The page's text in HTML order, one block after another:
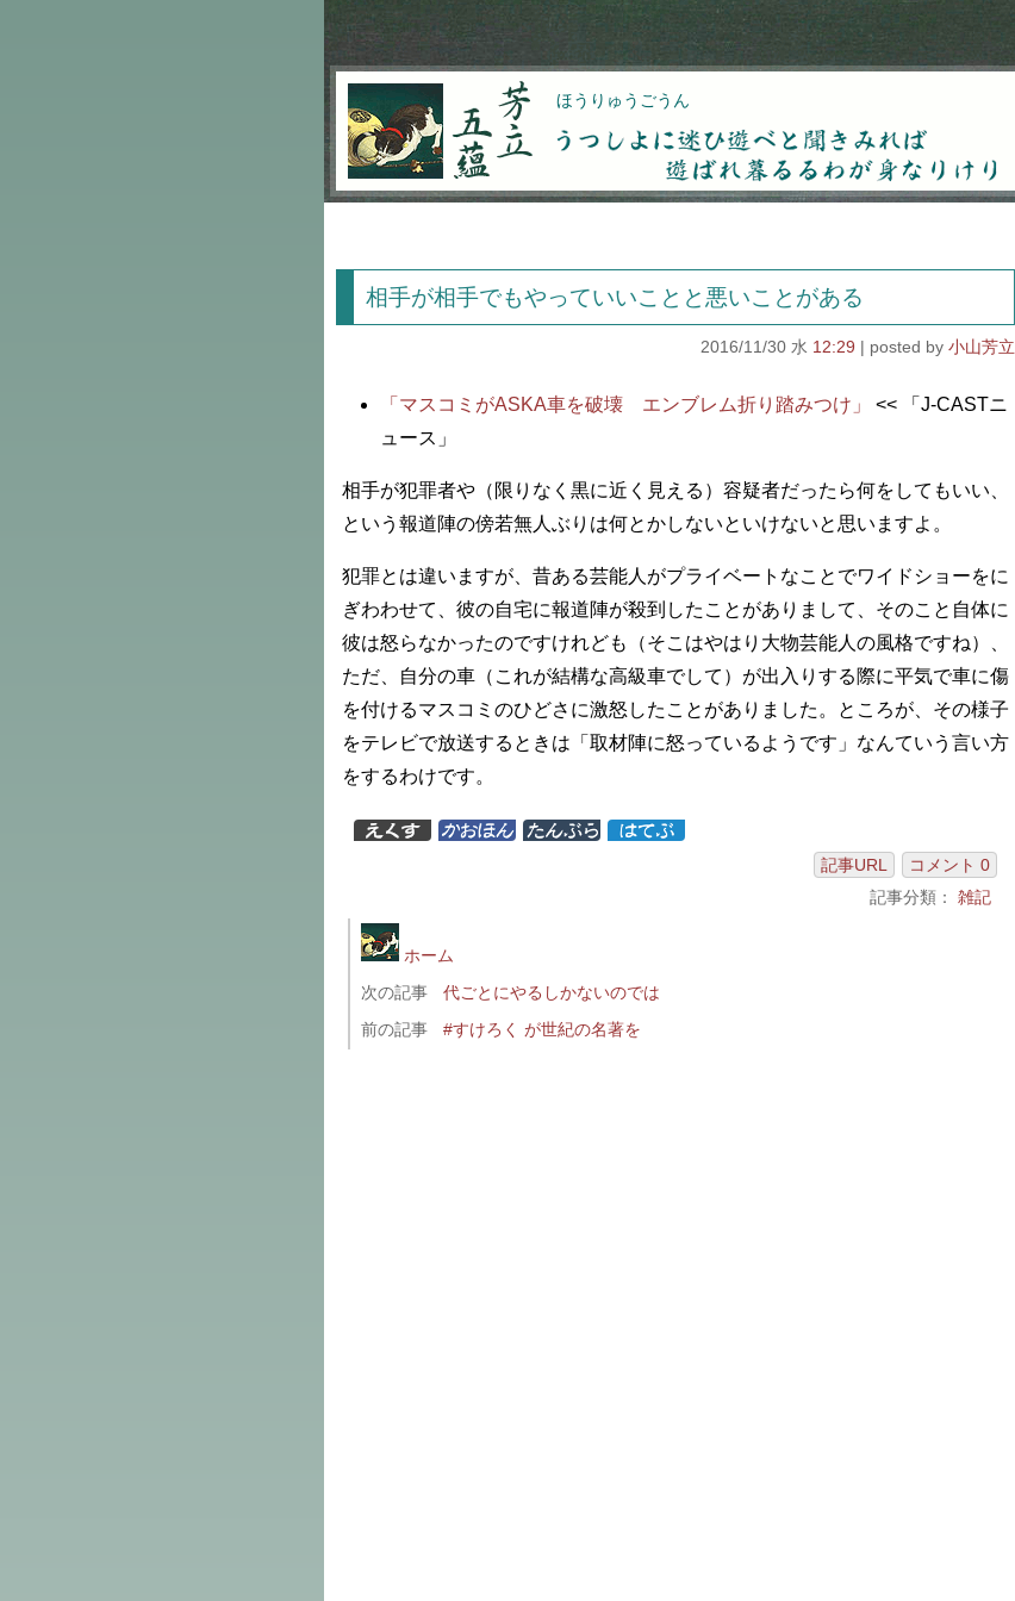
芳立五蘊 ほうりゅうごうん
うつしよに迷ひ遊べと聞きみれば遊ばれ暮るるわが
相手が相手でもやっていいことと悪いことがある
2016/11/30 水 12:29 小山芳立
「マスコミがASKA車を破壊 エンブレム折り踏みつけ」
<< 「J-CASTニ
ュース」
相手が犯罪者や（限りなく黒に近く見える）容疑者だったら何をしてもいい、
という報道陣の傍若無人ぶりは何とかしないといけないと思いますよ。
犯罪とは違いますが、昔ある芸能人がプライベートなことでワイドショーをに
ぎわわせて、彼の自宅に報道陣が殺到したことがありまして、そのこと自体に
彼は怒らなかったのですけれども（そこはやはり大物芸能人の風格ですね）、
ただ、自分の車（これが結構な高級車でして）が出入りする際に平気で車に傷
を付けるマスコミのひどさに激怒したことがありました。ところが、その様子
をテレビで放送するときは「取材陣に怒っているようです」なんていう言い方
をするわけです。
記事URL
コメント 0
記事分類： 雑記
ホーム
次の記事
代ごとにやるしかないのでは
前の記事
#すけろく が世紀の名著を